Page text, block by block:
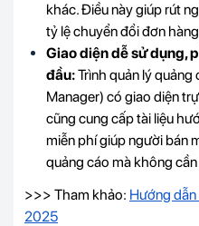
khác. Điều này giúp rút
tỷ lệ chuyển đổi đơn
Giao diện dễ sử dụng,
đầu:Trình quản lý quảng
Manager) có giao diện
cũng cung cấp tài liệu
miễn phí giúp người bán
quảng cáo mà không
>>> Tham khảo: Hướng dẫn
2025